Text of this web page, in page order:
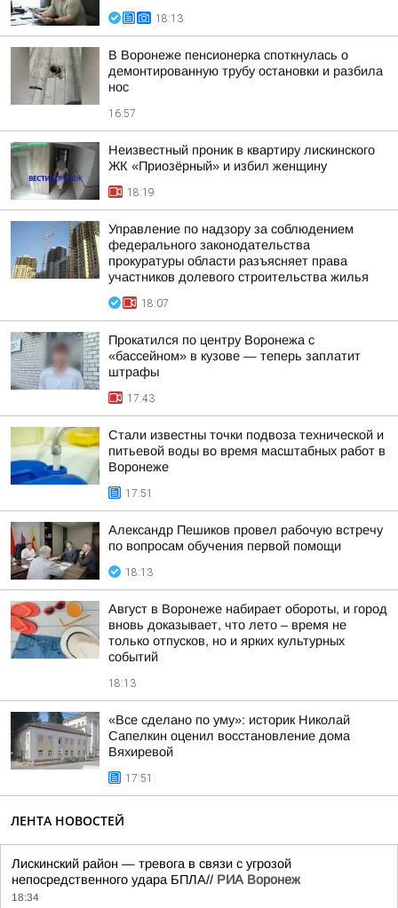
18:13
В Воронеже пенсионерка споткнулась о
демонтированную трубу остановки и разбила
нос
16:57
Неизвестный проник в квартиру лискинского
ЖК «Приозёрный» и избил женщину
18:19
Управление по надзору за соблюдением
федерального законодательства
прокуратуры области разъясняет права
участников долевого строительства жилья
18:07
Прокатился по центру Воронежа с
«бассейном» в кузове — теперь заплатит
штрафы
17:43
Стали известны точки подвоза технической и
питьевой воды во время масштабных работ в
Воронеже
17:51
Александр Пешиков провел рабочую встречу
по вопросам обучения первой помощи
18:13
Август в Воронеже набирает обороты, и город
вновь доказывает, что лето – время не
только отпусков, но и ярких культурных
событий
18:13
«Все сделано по уму»: историк Николай
Сапелкин оценил восстановление дома
Вяхиревой
17:51
ЛЕНТА НОВОСТЕЙ
Лискинский район — тревога в связи с угрозой
непосредственного удара БПЛА// РИА Воронеж
18:34